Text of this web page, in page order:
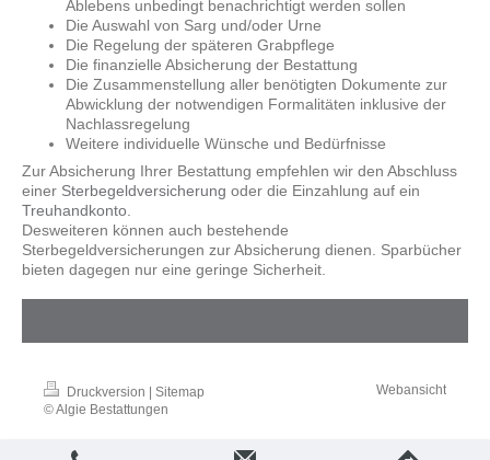
Ablebens unbedingt benachrichtigt werden sollen
Die Auswahl von Sarg und/oder Urne
Die Regelung der späteren Grabpflege
Die finanzielle Absicherung der Bestattung
Die Zusammenstellung aller benötigten Dokumente zur
Abwicklung der notwendigen Formalitäten inklusive der
Nachlassregelung
Weitere individuelle Wünsche und Bedürfnisse
Zur Absicherung Ihrer Bestattung empfehlen wir den Abschluss
einer Sterbegeldversicherung oder die Einzahlung auf ein
Treuhandkonto
Desweiteren können auch bestehende
Sterbegeldversicherungen zur Absicherung dienen. Sparbücher
bieten dagegen nur eine geringe Sicherheit.
Druckversion | Sitemap
© Algie Bestattungen
Webansicht